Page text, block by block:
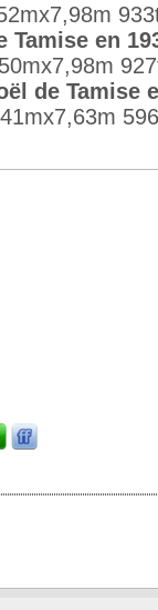
Tamise en
de Tamise